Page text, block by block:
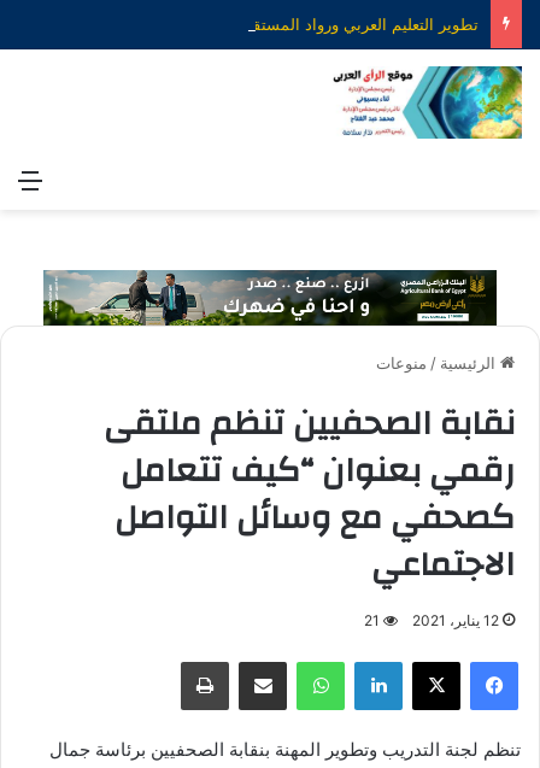
الرئيسية / منوعات
نقابة الصحفيين تنظم ملتقى
رقمي بعنوان “كيف تتعامل
كصحفي مع وسائل التواصل
الاجتماعي
12 يناير، 2021 21
فيسبوك X لينكدإن واتساب مشاركة عبر البريد طباعة
تنظم لجنة التدريب وتطوير المهنة بنقابة الصحفيين برئاسة جمال